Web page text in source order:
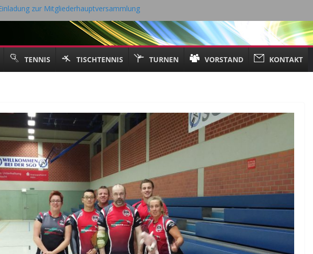
zur Mitgliederhauptversammlung
Cup – LK Turnier
Mitgliederhauptversammlung 18.05.2026
Saisonrückblick 2025 / 2026 Tischtennis – TV Kall
TENNIS TISCHTENNIS TURNEN VORSTAND KONTAKT